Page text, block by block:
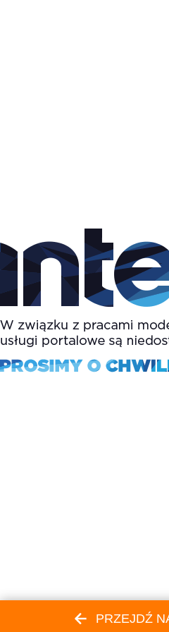
PRZEJDŹ